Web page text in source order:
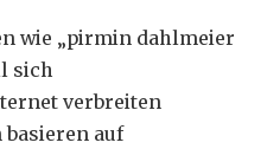
wie „pirmin dahlmeier
sich
verbreiten
auf